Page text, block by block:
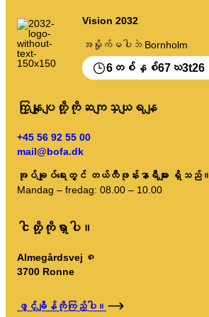
Vision 2032
အမှိုက်မပါဘဲ Bornholm
6 တစ်နှစ်67 ဃ3t26
ကြှနျုပျတို့ကိုဆကျသှယျရနျ
+45 56 92 55 00
mail@bofa.dk
အုပ်ချုပ်ရေးတွင် တယ်လီဖုန်းနာရီများ ရှိသည်။
Mandag – fredag: 08.00 – 10.00
ငါတို့ကိုရှာပါ။
Almegårdsvej ၈
3700 Ronne
ဖွင့်ချိန်ကိုကြည့်ပါ။